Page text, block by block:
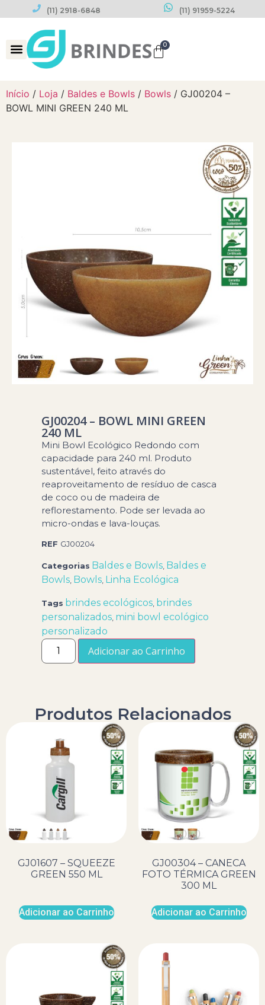
(11) 2918-6848 (11) 91959-5224
0
Início / Loja / Baldes e Bowls / Bowls / GJ00204 –
BOWL MINI GREEN 240 ML
GJ00204 – BOWL MINI GREEN
240 ML
Mini Bowl Ecológico Redondo com
capacidade para 240 ml. Produto
sustentável, feito através do
reaproveitamento de resíduo de casca
de coco ou de madeira de
reflorestamento. Pode ser levada ao
micro-ondas e lava-louças.
REF GJ00204
Categorias Baldes e Bowls, Baldes e
Bowls, Bowls, Linha Ecológica
Tags brindes ecológicos, brindes
personalizados, mini bowl ecológico
personalizado
Adicionar ao Carrinho
Produtos Relacionados
GJ01607 – SQUEEZE
GREEN 550 ML
Adicionar ao Carrinho
GJ00304 – CANECA
FOTO TÉRMICA GREEN
300 ML
Adicionar ao Carrinho